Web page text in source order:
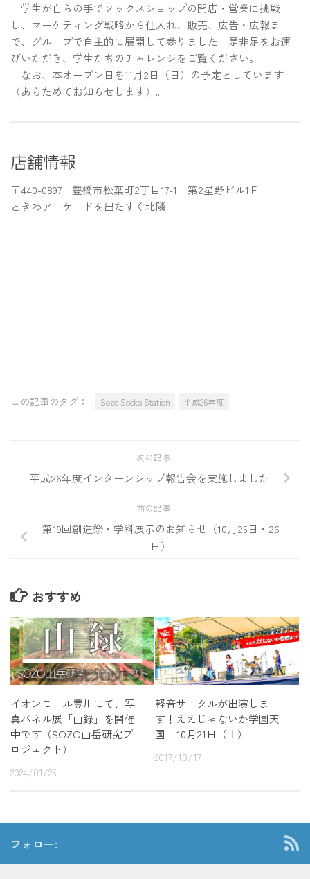
学生が自らの手でソックスショップの開店・営業に挑戦
し、マーケティング戦略から仕入れ、販売、広告・広報ま
で、グループで自主的に展開して参りました。是非足をお運
びいただき、学生たちのチャレンジをご覧ください。
なお、本オープン日を11月2日（日）の予定としています
（あらためてお知らせします）。
店舗情報
〒440-0897 豊橋市松葉町2丁目17-1 第2星野ビル1Ｆ
ときわアーケードを出たすぐ北隣
この記事のタグ： Sozo Socks Station 平成26年度
次の記事
平成26年度インターンシップ報告会を実施しました
前の記事
第19回創造祭・学科展示のお知らせ（10月25日・26
日）
おすすめ
イオンモール豊川にて、写
真パネル展「山録」を開催
中です（SOZO山岳研究プ
ロジェクト）
2024/01/25
軽音サークルが出演しま
す！ええじゃないか学園天
国 – 10月21日（土）
2017/10/17
フォロー: